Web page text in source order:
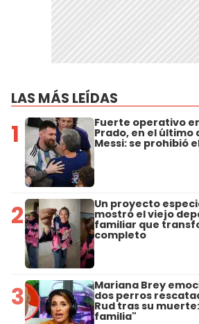
LAS MÁS LEÍDAS
1 Fuerte operativo
Prado, en el último
Messi: se prohibió
2 Un proyecto
mostró el viejo
familiar que
completo
3 Mariana Brey
dos perros
Rud tras su
familia"